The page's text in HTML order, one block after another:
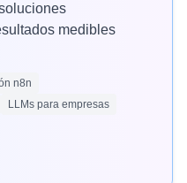
medibles
n8n
LLMs para empresas